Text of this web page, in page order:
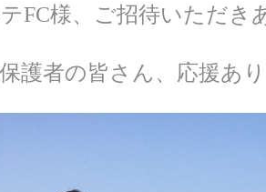
FC様、ご招待いただき
護者の皆さん、応援あ